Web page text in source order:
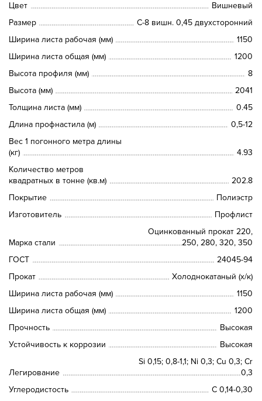
Цвет
Вишневый
Размер
С-8 вишн. 0,45 двухсторонний
Ширина листа рабочая (мм)
1150
Ширина листа общая (мм)
1200
Высота профиля (мм)
8
Высота (мм)
2041
Толщина листа (мм)
0.45
Длина профнастила (м)
0,5-12
Вес 1 погонного метра длины
(кг)
4.93
Количество метров
квадратных в тонне (кв.м)
202.8
Покрытие
Полиэстр
Изготовитель
Профлист
Марка стали
Оцинкованный прокат 220,
250, 280, 320, 350
ГОСТ
24045-94
Прокат
Холоднокатаный (х/к)
Ширина листа рабочая (мм)
1150
Ширина листа общая (мм)
1200
Прочность
Высокая
Устойчивость к коррозии
Высокая
Легирование
Si 0,15; 0,8-1,1; Ni 0,3; Сu 0,3; Cr
0,3
Углеродистость
C 0,14-0,30